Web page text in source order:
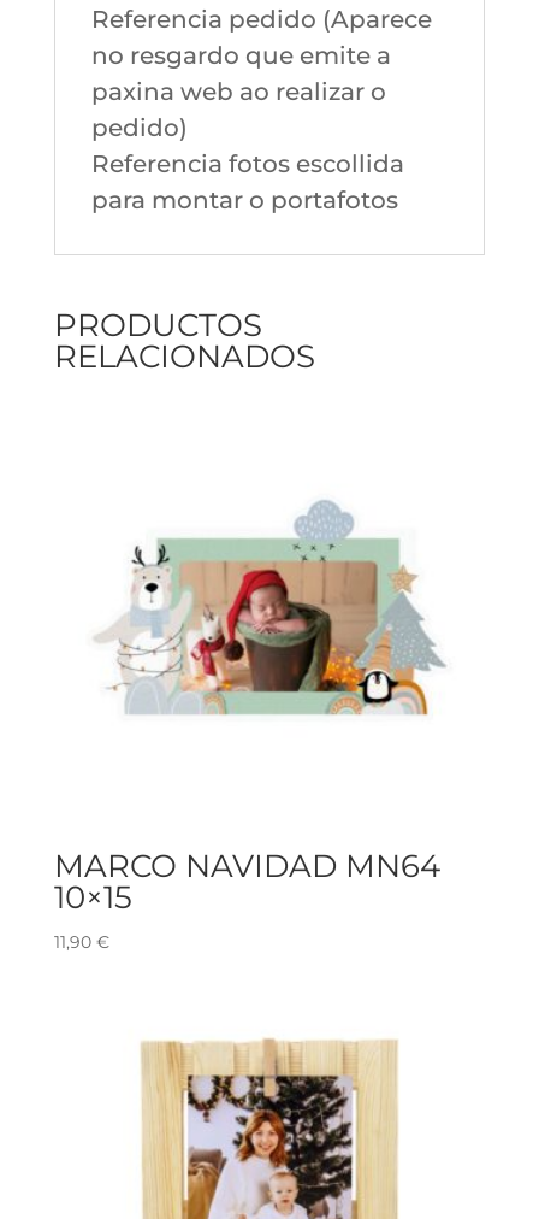
Referencia pedido (Aparece
no resgardo que emite a
paxina web ao realizar o
pedido)
Referencia fotos escollida
para montar o portafotos
PRODUCTOS
RELACIONADOS
MARCO NAVIDAD MN64
10×15
11,90 €